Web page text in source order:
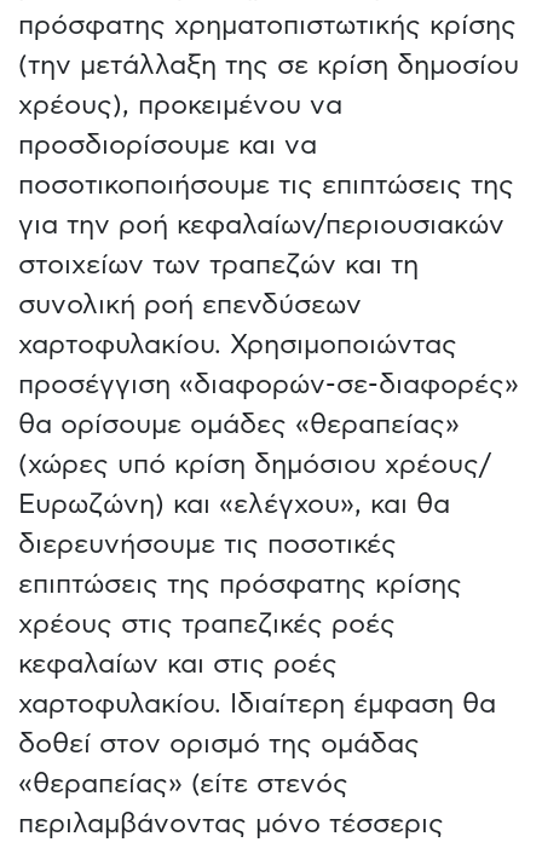
πρόσφατης χρηματοπιστωτικής κρίσης
(την μετάλλαξη της σε κρίση δημοσίου
χρέους), προκειμένου να
προσδιορίσουμε και να
ποσοτικοποιήσουμε τις επιπτώσεις της
για την ροή κεφαλαίων/περιουσιακών
στοιχείων των τραπεζών και τη
συνολική ροή επενδύσεων
χαρτοφυλακίου. Χρησιμοποιώντας
προσέγγιση «διαφορών-σε-διαφορές»
θα ορίσουμε ομάδες «θεραπείας»
(χώρες υπό κρίση δημόσιου χρέους/
Ευρωζώνη) και «ελέγχου», και θα
διερευνήσουμε τις ποσοτικές
επιπτώσεις της πρόσφατης κρίσης
χρέους στις τραπεζικές ροές
κεφαλαίων και στις ροές
χαρτοφυλακίου. Ιδιαίτερη έμφαση θα
δοθεί στον ορισμό της ομάδας
«θεραπείας» (είτε στενός
περιλαμβάνοντας μόνο τέσσερις